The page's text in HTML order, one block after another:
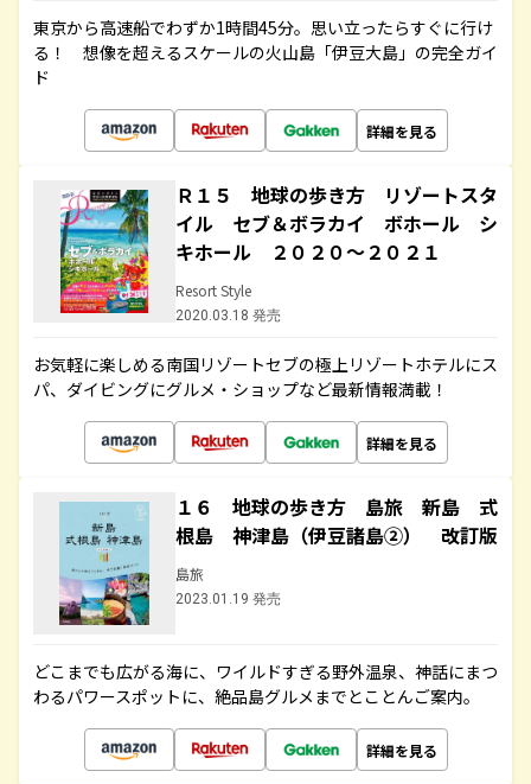
東京から高速船でわずか1時間45分。思い立ったらすぐに行け
る！ 想像を超えるスケールの火山島「伊豆大島」の完全ガイ
ド
詳細を見る
Ｒ１５ 地球の歩き方 リゾートスタ
イル セブ＆ボラカイ ボホール シ
キホール ２０２０～２０２１
Resort Style
2020.03.18 発売
お気軽に楽しめる南国リゾートセブの極上リゾートホテルにス
パ、ダイビングにグルメ・ショップなど最新情報満載！
詳細を見る
１６ 地球の歩き方 島旅 新島 式
根島 神津島（伊豆諸島②） 改訂版
島旅
2023.01.19 発売
どこまでも広がる海に、ワイルドすぎる野外温泉、神話にまつ
わるパワースポットに、絶品島グルメまでとことんご案内。
詳細を見る